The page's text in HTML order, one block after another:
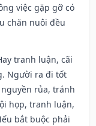
việc gặp gỡ có
chăn nuôi đều
tranh luận, cãi
Người ra đi tốt
rủa, tránh
họp, tranh luận,
bắt buộc phải